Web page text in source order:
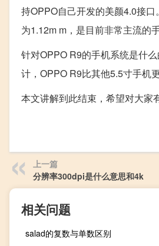
持OPPO自己开发的美颜4.0接
为1.12m m，是目前非常主流的
针对OPPO R9的手机系统是什
计，OPPO R9比其他5.5寸手机
本文讲解到此结束，希望对大家
上一篇
分辨率300dpi是什么意思和4k
相关问题
salad的复数与单数区别